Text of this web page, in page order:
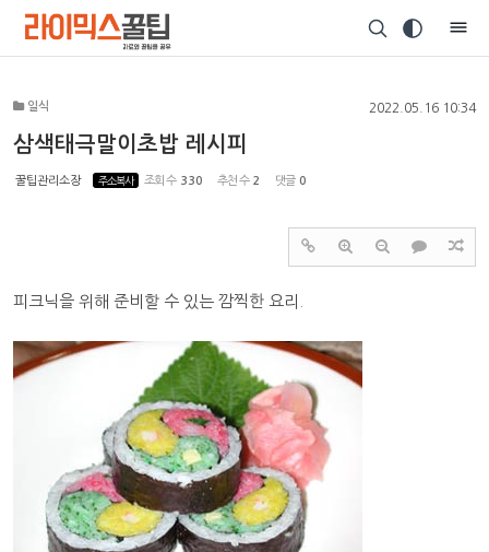
일식 2022.05.16 10:34
삼색태극말이초밥 레시피
꿀팁관리소장 주소복사 조회 수 330 추천 수 2 댓글 0
피크닉을 위해 준비할 수 있는 깜찍한 요리.
Sketchbook5, 스케치북5
Sketchbook5, 스케치북5